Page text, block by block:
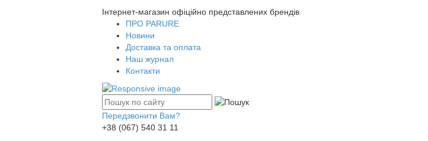
Інтернет-магазин офіційно представлених брендів
ПРО PARURE
Новини
Доставка та оплата
Наш журнал
Контакти
Передзвонити Вам?
+38 (067) 540 31 11